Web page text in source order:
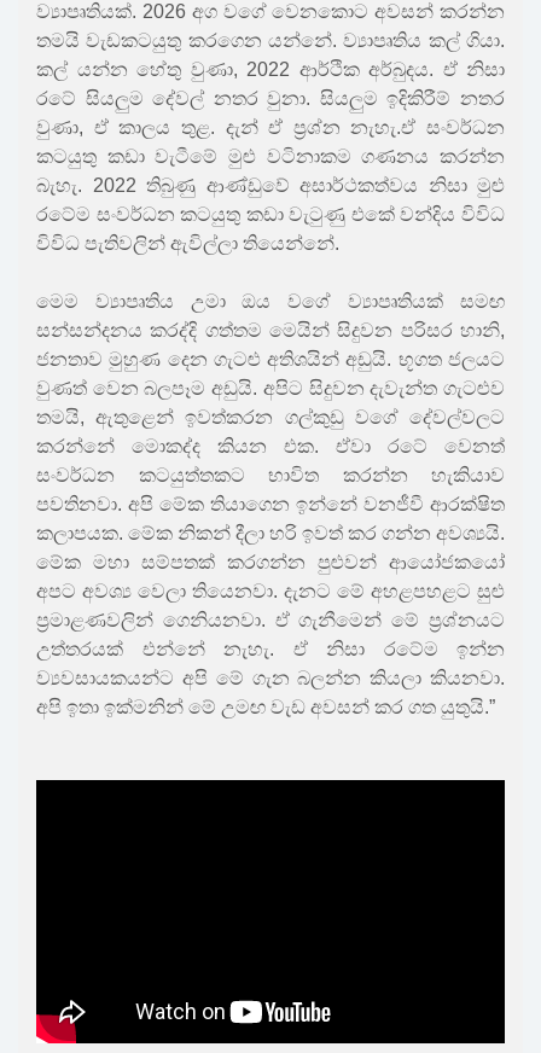
ව්‍යාපෘතියක්. 2026 අග වගේ වෙනකොට අවසන් කරන්න
තමයි වැඩකටයුතු කරගෙන යන්නේ. ව්‍යාපෘතිය කල් ගියා.
කල් යන්න හේතු වුණා, 2022 ආර්ථික අර්බුදය. ඒ නිසා
රටේ සියලුම දේවල් නතර වුනා. සියලුම ඉදිකිරීම් නතර
වුණා, ඒ කාලය තුළ. දැන් ඒ ප්‍රශ්න නැහැ.ඒ සංවර්ධන
කටයුතු කඩා වැටීමේ මුළු වටිනාකම ගණනය කරන්න
බැහැ. 2022 තිබුණු ආණ්ඩුවේ අසාර්ථකත්වය නිසා මුළු
රටේම සංවර්ධන කටයුතු කඩා වැටුණු එකේ වන්දිය විවිධ
විවිධ පැතිවලින් ඇවිල්ලා තියෙන්නේ.
මෙම ව්‍යාපෘතිය උමා ඔය වගේ ව්‍යාපෘතියක් සමඟ
සන්සන්දනය කරද්දි ගත්තම මෙයින් සිදුවන පරිසර හානි,
ජනතාව මුහුණ දෙන ගැටළු අතිශයින් අඩුයි. භූගත ජලයට
වුණත් වෙන බලපෑම අඩුයි. අපිට සිදුවන දැවැන්ත ගැටළුව
තමයි, ඇතුළෙන් ඉවත්කරන ගල්කුඩු වගේ දේවල්වලට
කරන්නේ මොකද්ද කියන එක. ඒවා රටේ වෙනත්
සංවර්ධන කටයුත්තකට භාවිත කරන්න හැකියාව
පවතිනවා. අපි මේක තියාගෙන ඉන්නේ වනජීවී ආරක්ෂිත
කලාපයක. මේක නිකන් දීලා හරි ඉවත් කර ගන්න අවශ්‍යයි.
මේක මහා සම්පතක් කරගන්න පුළුවන් ආයෝජකයෝ
අපට අවශ්‍ය වෙලා තියෙනවා. දැනට මේ අහළපහළට සුළු
ප්‍රමාළණවලින් ගෙනියනවා. ඒ ගැනීමෙන් මේ ප්‍රශ්නයට
උත්තරයක් එන්නේ නැහැ. ඒ නිසා රටේම ඉන්න
ව්‍යවසායකයන්ට අපි මේ ගැන බලන්න කියලා කියනවා.
අපි ඉතා ඉක්මනින් මේ උමඟ වැඩ අවසන් කර ගත යුතුයි.”